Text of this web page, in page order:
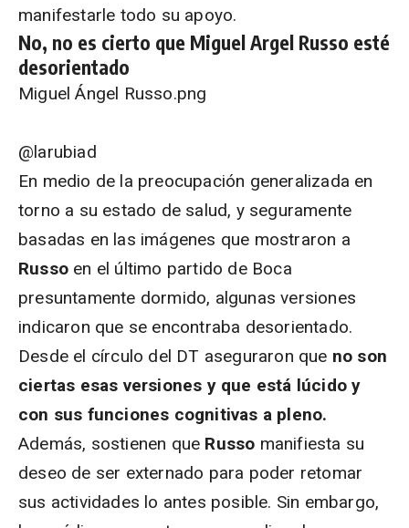
manifestarle todo su apoyo.
No, no es cierto que Miguel Argel Russo esté
desorientado
Miguel Ángel Russo.png
@larubiad
En medio de la preocupación generalizada en
torno a su estado de salud, y seguramente
basadas en las imágenes que mostraron a
Russo en el último partido de Boca
presuntamente dormido, algunas versiones
indicaron que se encontraba desorientado.
Desde el círculo del DT aseguraron que no son
ciertas esas versiones y que está lúcido y
con sus funciones cognitivas a pleno.
Además, sostienen que Russo manifiesta su
deseo de ser externado para poder retomar
sus actividades lo antes posible. Sin embargo,